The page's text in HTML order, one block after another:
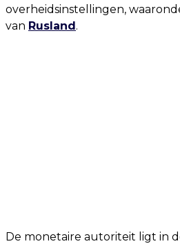
overheidsinstellingen,
van Rusland.
De monetaire autoriteit ligt in